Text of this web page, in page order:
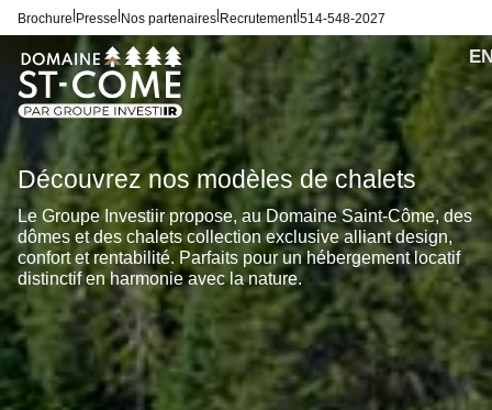
Brochure Presse Nos partenaires Recrutement|514-548-2027
Découvrez nos modèles de chalets
Le Groupe Investiir propose, au Domaine Saint-Côme, des
dômes et des chalets collection exclusive alliant design,
confort et rentabilité. Parfaits pour un hébergement locatif
distinctif en harmonie avec la nature.